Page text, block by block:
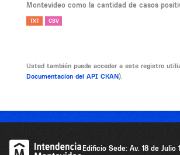
Montevideo como la cantidad de casos
TXT CSV
Usted también puede acceder a este registro
Documentacion del API CKAN).
Edificio Sede: Av. 18 de